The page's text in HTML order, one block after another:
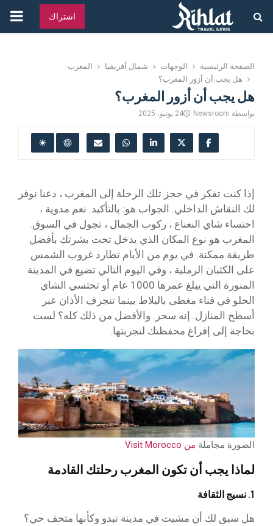
اشتراك
الصفحة الرئيسية الوجهات شمال أفريقيا
المغرب
هل يجب أن أزور المغرب؟
هل يجب أن أزور المغرب؟
بواسطة Newsroom 24 يونيو، 2025
إذا كنت تفكر في حجز تلك الرحلة إلى المغرب ، دعنا نوفر
لك النقاش الداخلي. الجواب هو: بالتأكيد. نعم مدوية ،
احتساء شاي النعناع ، ركوب الجمال ، تجول في السوق.
المغرب هو نوع المكان الذي يدخل تحت بشرتك بأفضل
طريقة ممكنة. في يوم من الأيام تطارد غروب الشمس
على الكثبان الرملية ، وفي اليوم التالي تضيع في المدينة
المنورة التي يبلغ عمرها 1000 عام أو تحتسي الشاي
الحلو في فناء مغطى بالبلاط بينما تنجرف الأذان عبر
أسطح المنازل. إنه سحر. والأفضل من ذلك كله؟ لست
بحاجة إلى إفراغ محفظتك لتجربتها.
الصورة مجاملة من Visit Morocco
لماذا يجب أن تكون المغرب رحلتك القادمة
1. نسيج الثقافة
هل سبق لك أن مشيت في مدينة تبدو وكأنها متحف حي؟